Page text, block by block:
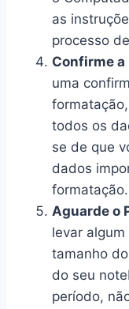
as
processo
Confirme a
uma
todos os
se de que
dados
formatação.
Aguarde o
levar
tamanho
do seu
período,